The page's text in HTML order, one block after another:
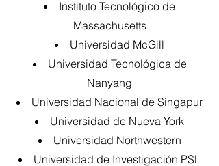
Instituto Tecnológico de
Massachusetts
Universidad McGill
Universidad Tecnológica de
Nanyang
Universidad Nacional de Singapur
Universidad de Nueva York
Universidad Northwestern
Universidad de Investigación PSL